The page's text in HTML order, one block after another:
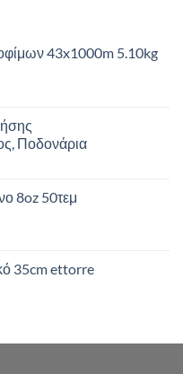
43x1000m 5.10kg
Ποδονάρια
8oz 50τεμ
35cm ettorre